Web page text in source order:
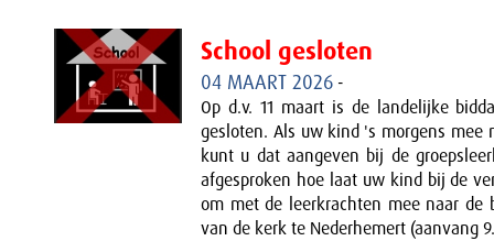
School gesloten
04 MAART 2026-
Op d.v. 11 maart is de landelijke
gesloten. Als uw kind 's morgens mee
kunt u dat aangeven bij de
afgesproken hoe laat uw kind bij de
om met de leerkrachten mee naar de
van de kerk te Nederhemert (aanvang